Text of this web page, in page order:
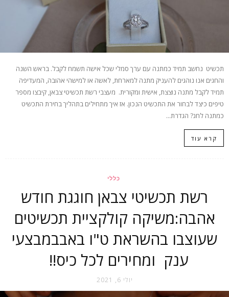
תכשיט נחשב תמיד כמתנה עם ערך סמלי שכל אישה תשמח לקבל. בראש השנה
והחגים אנו נוהגים להעניק מתנה למארחת, לאשה או למישהי אהובה, המעדיפה
תמיד לקבל מתנה נוצצת, אישית ומקורית. מעצבי רשת תכשיטי צבאן, קיבצו מספר
טיפים כיצד לבחור את התכשיט הנכון. אז איך מתחילים בתהליך בחירת התכשיט
כמתנה לחג? הגדרת...
קרא עוד
כללי
רשת תכשיטי צבאן חוגגת חודש
אהבה:משיקה קולקציית תכשיטים
שעוצבו בהשראת ט"ו באבבמבצעי
ענק ומחירים לכל כיס!!
יולי 6, 2021